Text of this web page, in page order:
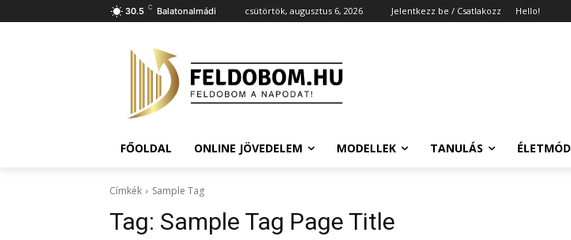
30.5 C Balatonalmádi csütörtök, augusztus 6, 2026 Jelentkezz be / Csatlakozz Hello!
FŐOLDAL ONLINE JÖVEDELEM MODELLEK TANULÁS ÉLETMÓD
Címkék Sample Tag
Tag: Sample Tag Page Title